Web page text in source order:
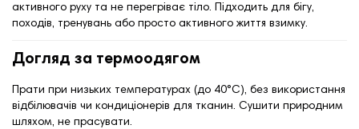
активного руху та не перегріває тіло. Підходить для бігу,
походів, тренувань або просто активного життя взимку.
Догляд за термоодягом
Прати при низьких температурах (до 40°C), без використання
відбілювачів чи кондиціонерів для тканин. Сушити природним
шляхом, не прасувати.